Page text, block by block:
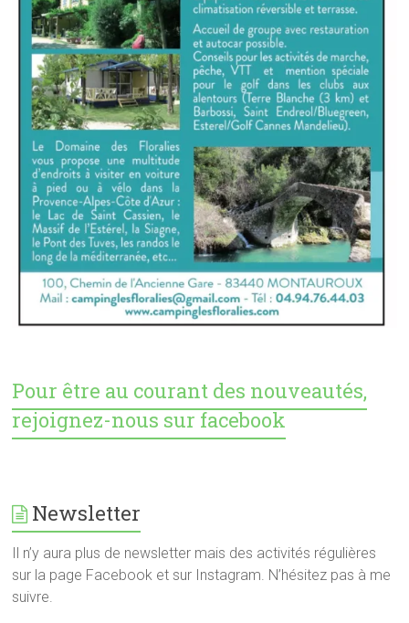
Pour être au courant des nouveautés,
rejoignez-nous sur facebook
Newsletter
Il n’y aura plus de newsletter mais des activités régulières
sur la page Facebook et sur Instagram. N’hésitez pas à me
suivre.